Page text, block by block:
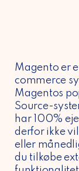
Magento er
commerce
Magentos
Source-
har 100%
derfor ikke
eller
du tilkøbe